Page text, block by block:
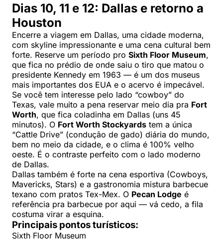
Dias 10, 11 e 12: Dallas e retorno a
Houston
Encerre a viagem em Dallas, uma cidade moderna,
com skyline impressionante e uma cena cultural bem
forte. Reserve um período pro Sixth Floor Museum,
que fica no prédio de onde saiu o tiro que matou o
presidente Kennedy em 1963 — é um dos museus
mais importantes dos EUA e o acervo é impecável.
Se você tem interesse pelo lado “cowboy” do
Texas, vale muito a pena reservar meio dia pra Fort
Worth, que fica coladinha em Dallas (uns 45
minutos). O Fort Worth Stockyards tem a única
“Cattle Drive” (condução de gado) diária do mundo,
bem no meio da cidade, e o clima é 100% velho
oeste. É o contraste perfeito com o lado moderno
de Dallas.
Dallas também é forte na cena esportiva (Cowboys,
Mavericks, Stars) e a gastronomia mistura barbecue
texano com pratos Tex-Mex. O Pecan Lodge é
referência pra barbecue por aqui — vá cedo, a fila
costuma virar a esquina.
Principais pontos turísticos:
Sixth Floor Museum